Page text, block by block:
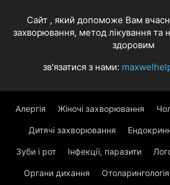
Cайт , який допоможе Вам
захворювання, метод лікування та
здоровим
зв'язатися з нами:
Алергія Жіночі захворювання
Дитячі захворювання
Зуби і рот Інфекції, паразити
Органи дихання Отоларингологія